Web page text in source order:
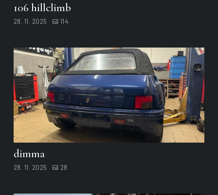
106 hillclimb
28. 11. 2025 114
dimma
28. 11. 2025 28